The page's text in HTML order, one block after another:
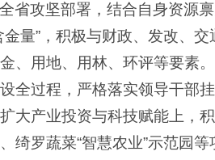
省攻坚部署，结合自身资源
金量”，积极与财政、发改、
、用地、用林、环评等要素
全过程，严格落实领导干部
大产业投资与科技赋能上，
绮罗蔬菜“智慧农业”示范园